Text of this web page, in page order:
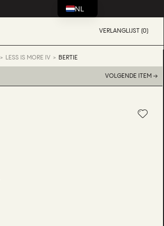
VERLANGLIJST (0)
LESS IS MORE IV BERTIE
VOLGENDE ITEM →
NL